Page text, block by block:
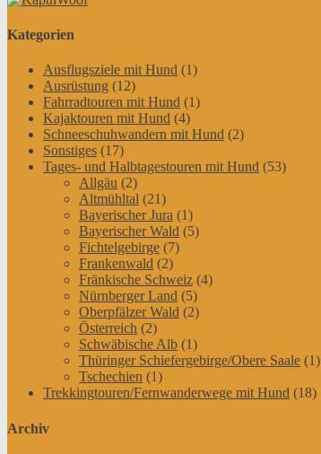
Kategorien
Ausflugsziele mit Hund (1)
Ausrüstung (12)
Fahrradtouren mit Hund (1)
Kajaktouren mit Hund (4)
Schneeschuhwandern mit Hund (2)
Sonstiges (17)
Tages- und Halbtagestouren mit Hund (53)
Allgäu (2)
Altmühltal (21)
Bayerischer Jura (1)
Bayerischer Wald (5)
Fichtelgebirge (7)
Frankenwald (2)
Fränkische Schweiz (4)
Nürnberger Land (5)
Oberpfälzer Wald (2)
Österreich (2)
Schwäbische Alb (1)
Thüringer Schiefergebirge/Obere Saale (1)
Tschechien (1)
Trekkingtouren/Fernwanderwege mit Hund (18)
Archiv